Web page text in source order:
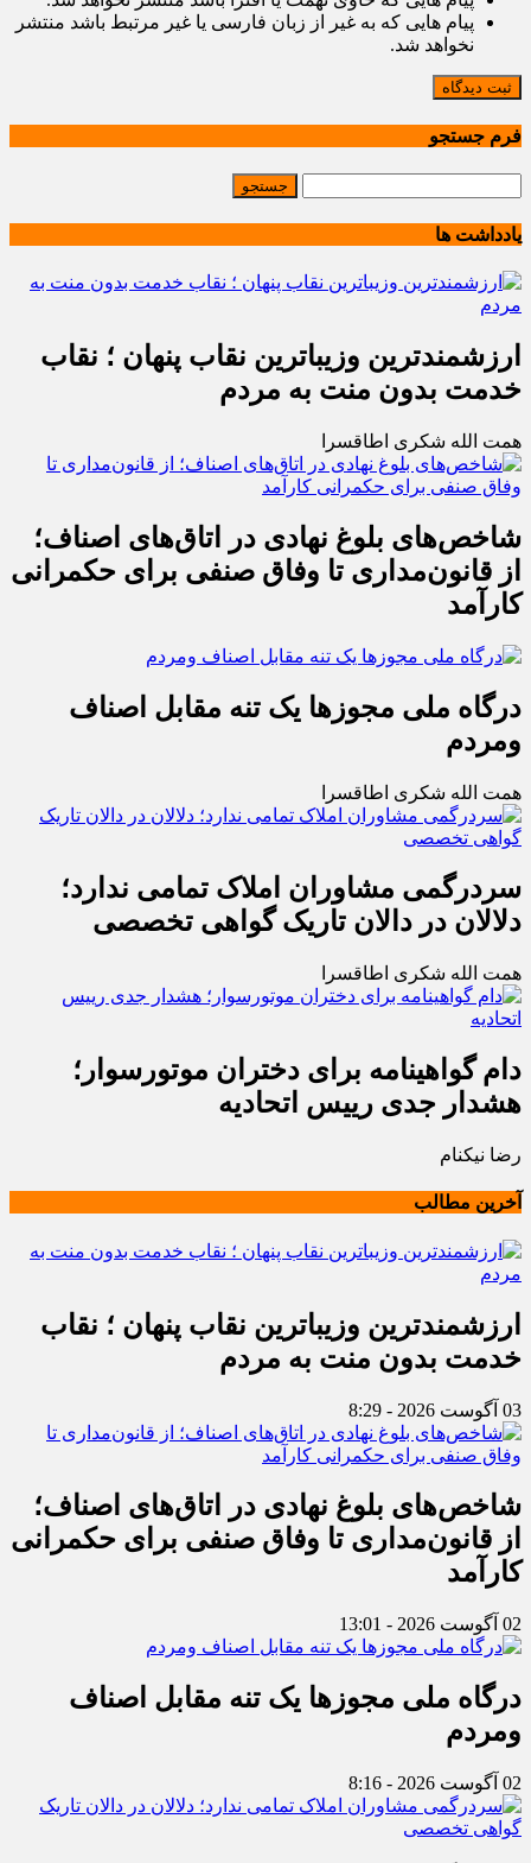
پیام هایی که به غیر از زبان فارسی یا غیر مرتبط باشد منتشر
نخواهد شد.
ثبت دیدگاه
فرم جستجو
یادداشت ها
ارزشمندترین وزیباترین نقاب پنهان ؛ نقاب
خدمت بدون منت به مردم
همت الله شکری اطاقسرا
شاخص‌های بلوغ نهادی در اتاق‌های اصناف؛
از قانون‌مداری تا وفاق صنفی برای حکمرانی
کارآمد
درگاه ملی مجوزها یک تنه مقابل اصناف
ومردم
همت الله شکری اطاقسرا
سردرگمی مشاوران املاک تمامی ندارد؛
دلالان در دالان تاریک گواهی تخصصی
همت الله شکری اطاقسرا
دام گواهینامه برای دختران موتورسوار؛
هشدار جدی رییس اتحادیه
رضا نیکنام
آخرین مطالب
ارزشمندترین وزیباترین نقاب پنهان ؛ نقاب
خدمت بدون منت به مردم
03 آگوست 2026 - 8:29
شاخص‌های بلوغ نهادی در اتاق‌های اصناف؛
از قانون‌مداری تا وفاق صنفی برای حکمرانی
کارآمد
02 آگوست 2026 - 13:01
درگاه ملی مجوزها یک تنه مقابل اصناف
ومردم
02 آگوست 2026 - 8:16